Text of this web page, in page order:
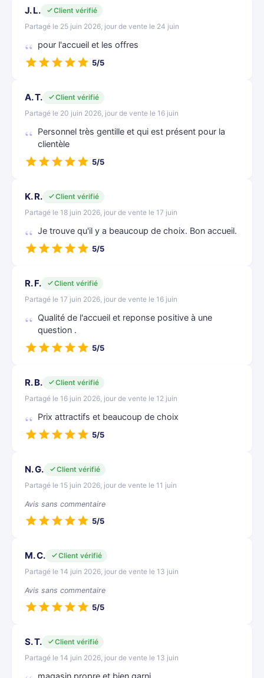
J. L.
Client vérifié
Partagé le 25 juin 2026, jour de vente le 24 juin
pour l'accueil et les offres
5/5
A. T.
Client vérifié
Partagé le 20 juin 2026, jour de vente le 16 juin
Personnel très gentille et qui est présent pour la
clientèle
5/5
K. R.
Client vérifié
Partagé le 18 juin 2026, jour de vente le 17 juin
Je trouve qu'il y a beaucoup de choix. Bon accueil.
5/5
R. F.
Client vérifié
Partagé le 17 juin 2026, jour de vente le 16 juin
Qualité de l'accueil et reponse positive à une
question .
5/5
R. B.
Client vérifié
Partagé le 16 juin 2026, jour de vente le 12 juin
Prix attractifs et beaucoup de choix
5/5
N. G.
Client vérifié
Partagé le 15 juin 2026, jour de vente le 11 juin
Avis sans commentaire
5/5
M. C.
Client vérifié
Partagé le 14 juin 2026, jour de vente le 13 juin
Avis sans commentaire
5/5
S. T.
Client vérifié
Partagé le 14 juin 2026, jour de vente le 13 juin